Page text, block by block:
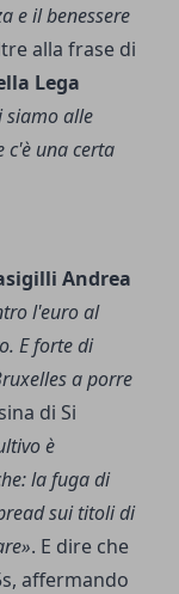
e il benessere
alla frase di
Lega
siamo alle
c'è una certa
Andrea
l'euro al
E forte di
a porre
di Si
è
la fuga di
sui titoli di
. E dire che
affermando